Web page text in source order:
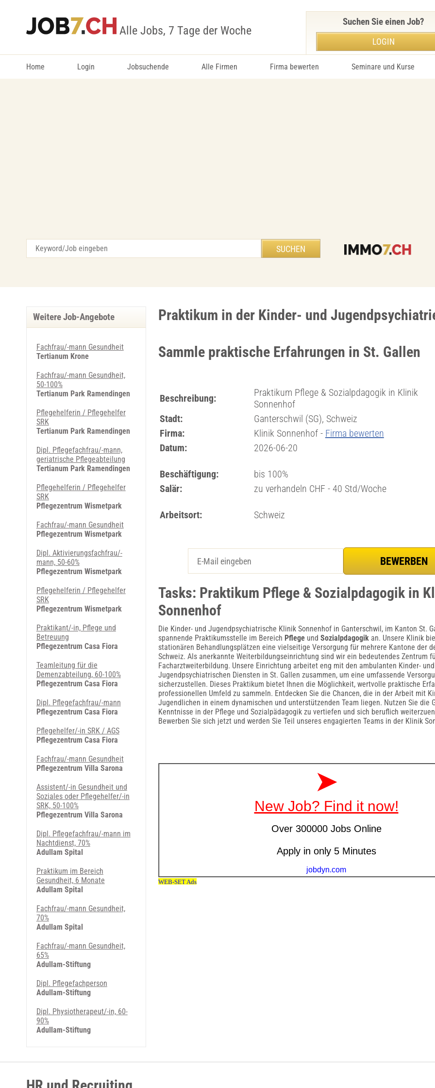
Alle Jobs, 7 Tage der Woche
Home Login Jobsuchende Alle Firmen Firma bewerten Seminare und Kurse
Suchen Sie einen Job?
LOGIN
Praktikum in der Kinder- und
Sammle praktische Erfahrungen in St. Gallen
Beschreibung:
Praktikum Pflege & Sozialpdagogik in Klinik
Sonnenhof
Stadt:
Ganterschwil (SG), Schweiz
Firma:
Klinik Sonnenhof - Firma bewerten
Datum:
2026-06-20
Beschäftigung:
bis 100%
Salär:
zu verhandeln CHF - 40 Std/Woche
Arbeitsort: Schweiz
Tasks: Praktikum Pflege & Sozialpdagogik in
Sonnenhof
Die Kinder- und Jugendpsychiatrische Klinik Sonnenhof in Ganterschwil, im Kanton St.
spannende Praktikumsstelle im Bereich Pflegeund Sozialpdagogikan. Unsere Klinik
stationären Behandlungsplätzen eine vielseitige Versorgung für mehrere Kantone der
Schweiz. Als anerkannte Weiterbildungseinrichtung sind wir ein bedeutendes Zentrum
Facharztweiterbildung. Unsere Einrichtung arbeitet eng mit den ambulanten Kinder- und
Jugendpsychiatrischen Diensten in St. Gallen zusammen, um eine umfassende
sicherzustellen. Dieses Praktikum bietet Ihnen die Möglichkeit, wertvolle praktische
professionellen Umfeld zu sammeln. Entdecken Sie die Chancen, die in der Arbeit mit
Jugendlichen in einem dynamischen und unterstützenden Team liegen. Nutzen Sie die
Kenntnisse in der Pflege und Sozialpädagogik zu vertiefen und sich beruflich
Bewerben Sie sich jetzt und werden Sie Teil unseres engagierten Teams in der Klinik
Weitere Job-Angebote
Fachfrau/-mann Gesundheit
Tertianum Krone
Fachfrau/-mann Gesundheit,
50-100%
Tertianum Park Ramendingen
Pflegehelferin / Pflegehelfer
SRK
Tertianum Park Ramendingen
Dipl. Pflegefachfrau/-mann,
geriatrische Pflegeabteilung
Tertianum Park Ramendingen
Pflegehelferin / Pflegehelfer
SRK
Pflegezentrum Wismetpark
Fachfrau/-mann Gesundheit
Pflegezentrum Wismetpark
Dipl. Aktivierungsfachfrau/-
mann, 50-60%
Pflegezentrum Wismetpark
Pflegehelferin / Pflegehelfer
SRK
Pflegezentrum Wismetpark
Praktikant/-in, Pflege und
Betreuung
Pflegezentrum Casa Fiora
Teamleitung für die
Demenzabteilung, 60-100%
Pflegezentrum Casa Fiora
Dipl. Pflegefachfrau/-mann
Pflegezentrum Casa Fiora
Pflegehelfer/-in SRK / AGS
Pflegezentrum Casa Fiora
Fachfrau/-mann Gesundheit
Pflegezentrum Villa Sarona
Assistent/-in Gesundheit und
Soziales oder Pflegehelfer/-in
SRK, 50-100%
Pflegezentrum Villa Sarona
Dipl. Pflegefachfrau/-mann im
Nachtdienst, 70%
Adullam Spital
Praktikum im Bereich
Gesundheit, 6 Monate
Adullam Spital
Fachfrau/-mann Gesundheit,
70%
Adullam Spital
Fachfrau/-mann Gesundheit,
65%
Adullam-Stiftung
Dipl. Pflegefachperson
Adullam-Stiftung
Dipl. Physiotherapeut/-in, 60-
90%
Adullam-Stiftung